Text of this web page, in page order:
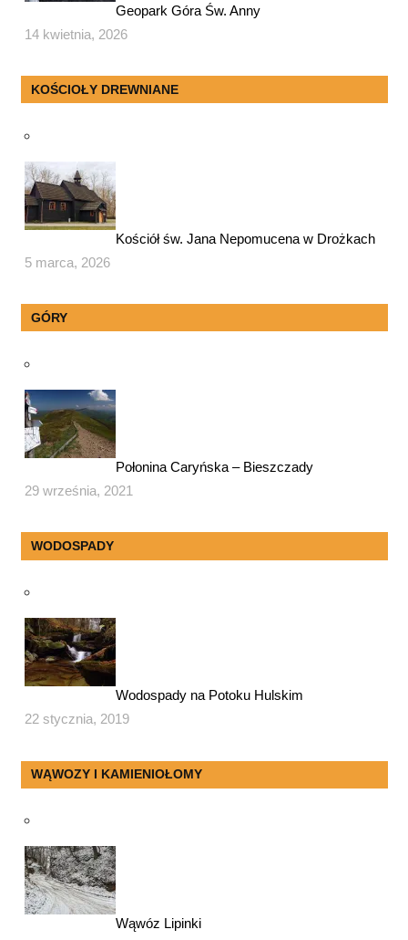
Geopark Góra Św. Anny
14 kwietnia, 2026
KOŚCIOŁY DREWNIANE
Kościół św. Jana Nepomucena w Drożkach
5 marca, 2026
GÓRY
Połonina Caryńska – Bieszczady
29 września, 2021
WODOSPADY
Wodospady na Potoku Hulskim
22 stycznia, 2019
WĄWOZY I KAMIENIOŁOMY
Wąwóz Lipinki